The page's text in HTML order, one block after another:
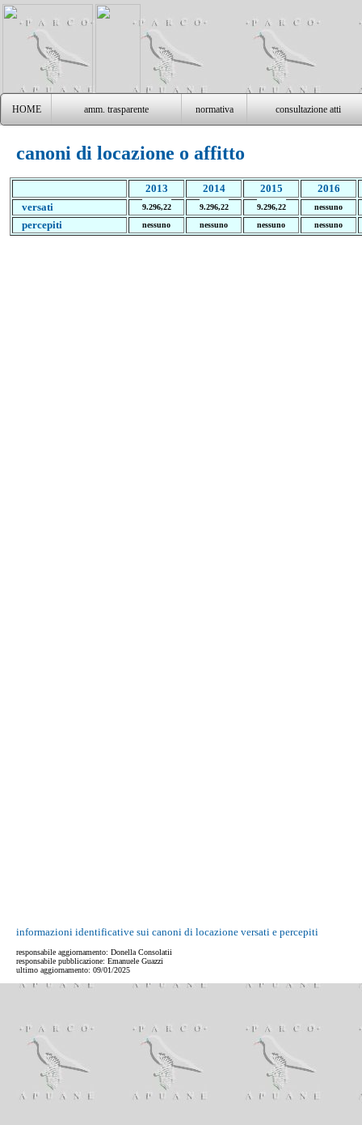
HOME amm. trasparente normativa consultazione atti
canoni di locazione o affitto
2013 2014 2015
2016
versati
9.296,22 9.296,22 9.296,22 nessuno
percepiti nessuno nessuno nessuno nessuno
informazioni identificative sui canoni di locazione versati e percepiti
responsabile aggiornamento: Donella Consolatii
responsabile pubblicazione: Emanuele Guazzi
ultimo aggiornamento: 09/01/2025